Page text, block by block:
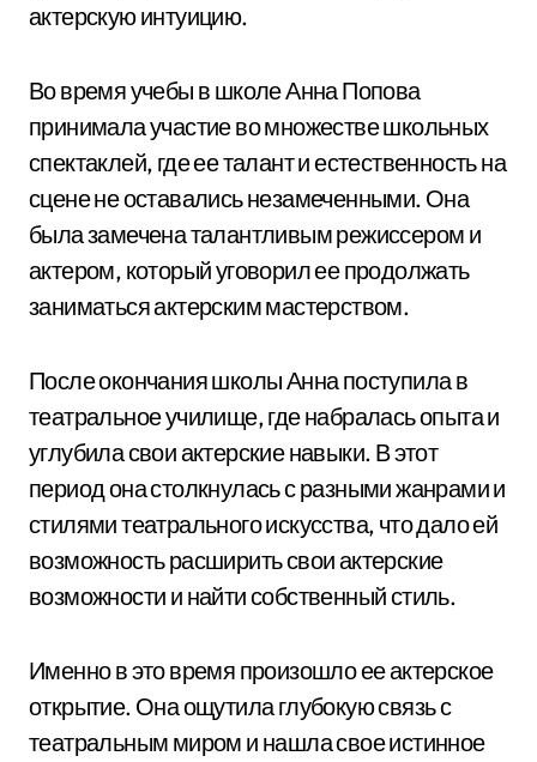
актерскую интуицию.
Во время учебы в школе Анна Попова
принимала участие во множестве школьных
спектаклей, где ее талант и естественность на
сцене не оставались незамеченными. Она
была замечена талантливым режиссером и
актером, который уговорил ее продолжать
заниматься актерским мастерством.
После окончания школы Анна поступила в
театральное училище, где набралась опыта и
углубила свои актерские навыки. В этот
период она столкнулась с разными жанрами и
стилями театрального искусства, что дало ей
возможность расширить свои актерские
возможности и найти собственный стиль.
Именно в это время произошло ее актерское
открытие. Она ощутила глубокую связь с
театральным миром и нашла свое истинное